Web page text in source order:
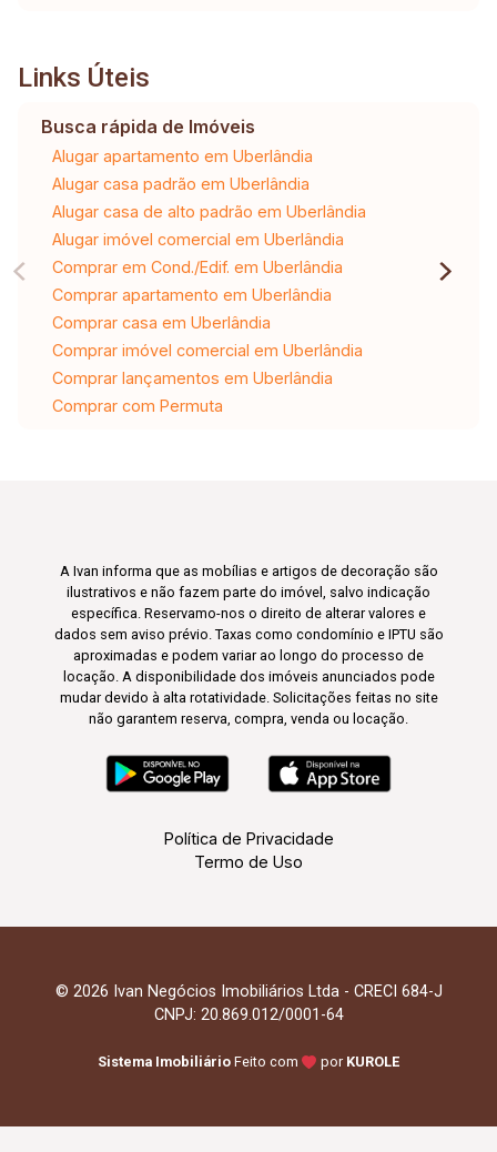
Links Úteis
Busca rápida de Imóveis
Alugar apartamento em Uberlândia
Alugar casa padrão em Uberlândia
Alugar casa de alto padrão em Uberlândia
Alugar imóvel comercial em Uberlândia
Comprar em Cond./Edif. em Uberlândia
Comprar apartamento em Uberlândia
Comprar casa em Uberlândia
Comprar imóvel comercial em Uberlândia
Comprar lançamentos em Uberlândia
Comprar com Permuta
A Ivan informa que as mobílias e artigos de decoração são
ilustrativos e não fazem parte do imóvel, salvo indicação
específica. Reservamo-nos o direito de alterar valores e
dados sem aviso prévio. Taxas como condomínio e IPTU são
aproximadas e podem variar ao longo do processo de
locação. A disponibilidade dos imóveis anunciados pode
mudar devido à alta rotatividade. Solicitações feitas no site
não garantem reserva, compra, venda ou locação.
Política de Privacidade
Termo de Uso
© 2026 Ivan Negócios Imobiliários Ltda - CRECI 684-J
CNPJ: 20.869.012/0001-64
Sistema Imobiliário Feito com por KUROLE